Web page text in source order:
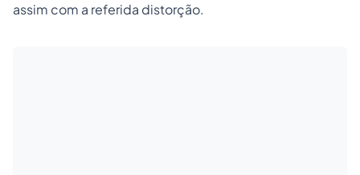
assim com a referida distorção.